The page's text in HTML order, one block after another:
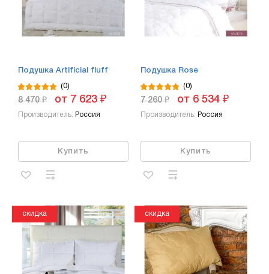
Подушка Artificial fluff
(0)
8 470 ₽ от 7 623 ₽
Производитель: Россия
Купить
Подушка Rose
(0)
7 260 ₽ от 6 534 ₽
Производитель: Россия
Купить
скидка скидка